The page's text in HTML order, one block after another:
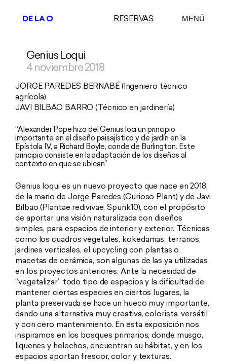
DE LA O RESERVAS MENÚ
Genius Loqui
4 noviembre 2018
JORGE PAREDES BERNABÉ (Ingeniero técnico
agrícola)
JAVI BILBAO BARRO (Técnico en jardinería)
“Alexander Pope hizo del Genius loci un principio
importante en el diseño paisajístico y de jardín en la
Epístola IV, a Richard Boyle, conde de Burlington. Este
principio consiste en la adaptación de los diseños al
contexto en que se ubican”
Genius loqui es un nuevo proyecto que nace en 2018,
de la mano de Jorge Paredes (Curioso Plant) y de Javi
Bilbao (Plantae redivivae, Spunk10), con el propósito
de aportar una visión naturalizada con diseños
simples, para espacios de interior y exterior. Técnicas
como los cuadros vegetales, kokedamas, terrarios,
jardines verticales, el upcycling con plantas o
macetas de cerámica, son algunas de las ya utilizadas
en los proyectos anteriores. Ante la necesidad de
“vegetalizar” todo tipo de espacios y la dificultad de
mantener ciertas especies en ciertos lugares, la
planta preservada se hace un hueco muy importante,
dando una alternativa muy creativa, colorista, versátil
y con cero mantenimiento. En esta exposición nos
inspiramos en los bosques primarios, donde musgo,
liquenes y helechos, encuentran su hábitat, y en los
espacios aportan frescor, color y texturas.